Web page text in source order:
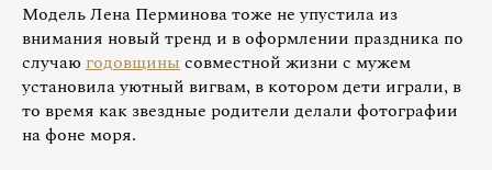
Модель Лена Перминова тоже не упустила из
внимания новый тренд и в оформлении праздника по
случаюгодовщинысовместной жизни с мужем
установила уютный вигвам, в котором дети играли, в
то время как звездные родители делали фотографии
на фоне моря.